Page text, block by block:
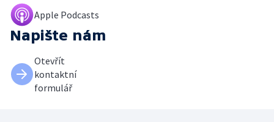
Apple Podcasts
Napište nám
Otevřít
kontaktní
formulář